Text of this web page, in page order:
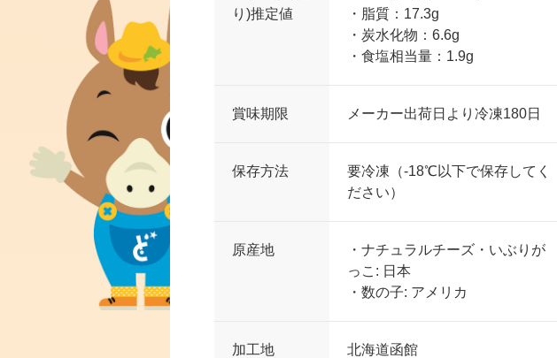
り)推定値
・脂質：17.3g
・炭水化物：6.6g
・食塩相当量：1.9g
賞味期限 メーカー出荷日より冷凍180日
保存方法
要冷凍（-18℃以下で保存してく
ださい）
原産地
・ナチュラルチーズ・いぶりが
っこ: 日本
・数の子: アメリカ
加工地 北海道函館